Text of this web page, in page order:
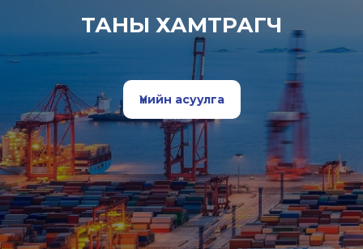
ТАНЫ ХАМТРАГЧ
Үнийн асуулга